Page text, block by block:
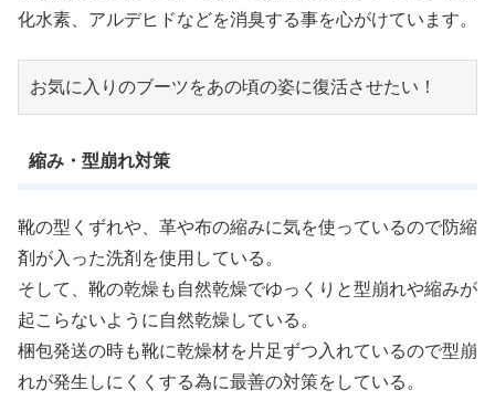
化水素、アルデヒドなどを消臭する事を心がけています。
お気に入りのブーツをあの頃の姿に復活させたい！
縮み・型崩れ対策
靴の型くずれや、革や布の縮みに気を使っているので防縮
剤が入った洗剤を使用している。
そして、靴の乾燥も自然乾燥でゆっくりと型崩れや縮みが
起こらないように自然乾燥している。
梱包発送の時も靴に乾燥材を片足ずつ入れているので型崩
れが発生しにくくする為に最善の対策をしている。